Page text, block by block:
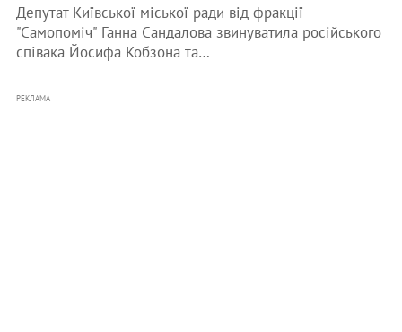
Депутат Київської міської ради від фракції
"Самопоміч" Ганна Сандалова звинуватила російського
співака Йосифа Кобзона та…
РЕКЛАМА